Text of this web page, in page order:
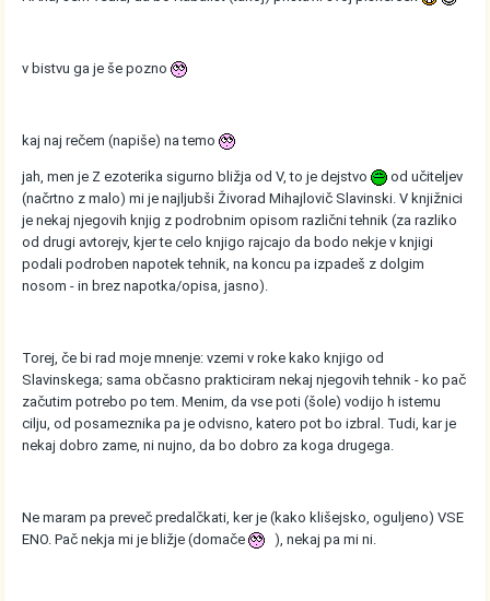
v bistvu ga je še pozno
kaj naj rečem (napiše) na temo
jah, men je Z ezoterika sigurno bližja od V, to je dejstvo
od učiteljev
(načrtno z malo) mi je najljubši Živorad Mihajlovič Slavinski. V knjižnici
je nekaj njegovih knjig z podrobnim opisom različni tehnik (za razliko
od drugi avtorejv, kjer te celo knjigo rajcajo da bodo nekje v knjigi
podali podroben napotek tehnik, na koncu pa izpadeš z dolgim
nosom - in brez napotka/opisa, jasno).
Torej, če bi rad moje mnenje: vzemi v roke kako knjigo od
Slavinskega; sama občasno prakticiram nekaj njegovih tehnik - ko pač
začutim potrebo po tem. Menim, da vse poti (šole) vodijo h istemu
cilju, od posameznika pa je odvisno, katero pot bo izbral. Tudi, kar je
nekaj dobro zame, ni nujno, da bo dobro za koga drugega.
Ne maram pa preveč predalčkati, ker je (kako klišejsko, oguljeno) VSE
ENO. Pač nekja mi je bližje (domače
), nekaj pa mi ni.